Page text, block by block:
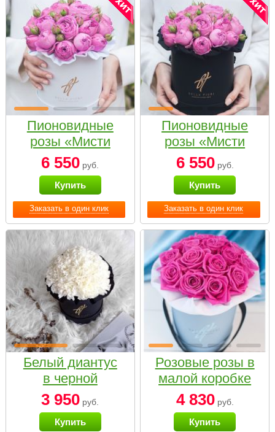
Заказать в один клик
Пионовидные
розы «Мисти
бабблс» в белой
коробке Small
6 550 руб.
Купить
Заказать в один клик
Пионовидные
розы «Мисти
бабблс» в
черной коробке
Small
6 550руб.
Купить
Белый диантус
в черной
коробке Small
3 950 руб.
Купить
Розовые розы в
малой коробке
4 830руб.
Купить